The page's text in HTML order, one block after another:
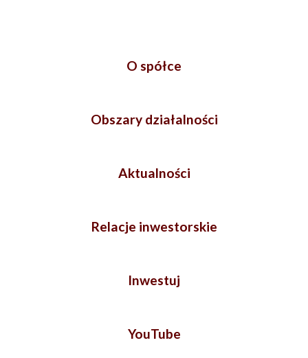
O spółce
Obszary działalności
Aktualności
Relacje inwestorskie
Inwestuj
YouTube